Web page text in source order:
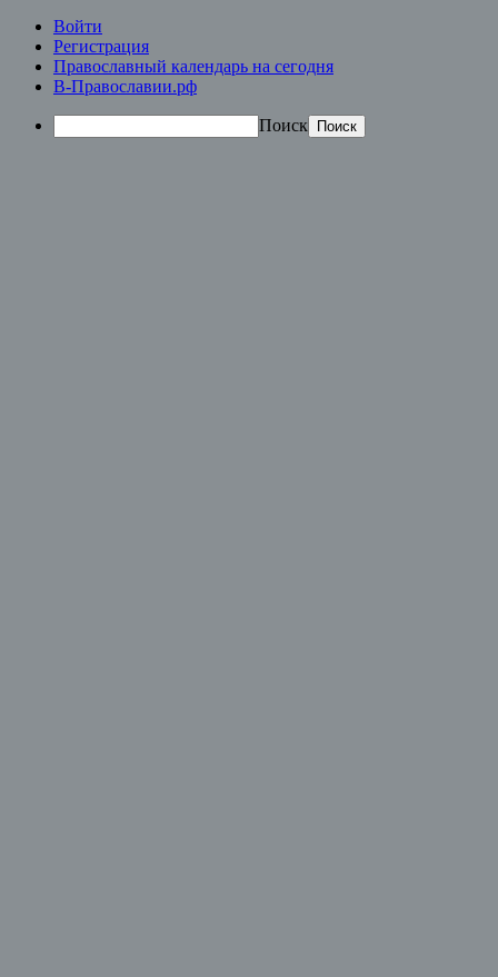
Войти
Регистрация
Православный календарь на сегодня
В-Православии.рф
Поиск